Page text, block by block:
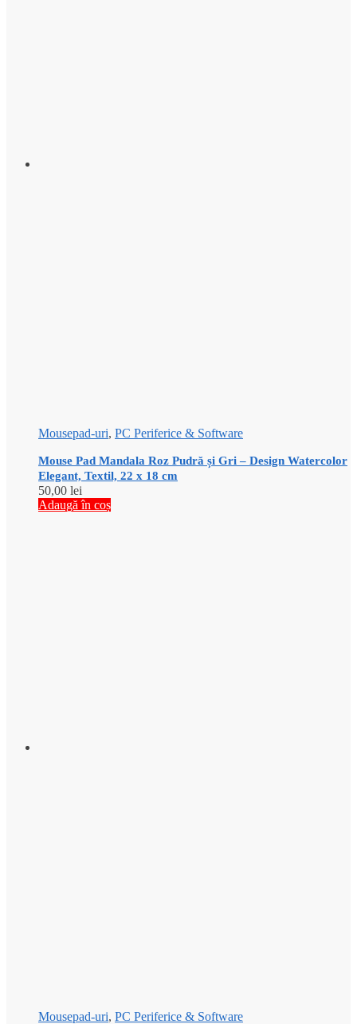
Mousepad-uri, PC Periferice & Software
Mouse Pad Mandala Roz Pudră și Gri – Design Watercolor
Elegant, Textil, 22 x 18 cm
50,00 lei
Adaugă în coș
Mousepad-uri, PC Periferice & Software